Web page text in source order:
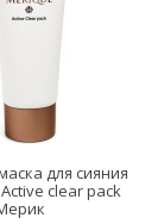
для сияния
clear pack